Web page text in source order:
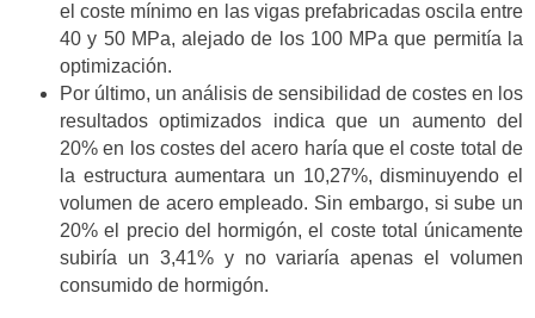
el coste mínimo en las vigas prefabricadas oscila entre
40 y 50 MPa, alejado de los 100 MPa que permitía la
optimización.
Por último, un análisis de sensibilidad de costes en los
resultados optimizados indica que un aumento del
20% en los costes del acero haría que el coste total de
la estructura aumentara un 10,27%, disminuyendo el
volumen de acero empleado. Sin embargo, si sube un
20% el precio del hormigón, el coste total únicamente
subiría un 3,41% y no variaría apenas el volumen
consumido de hormigón.